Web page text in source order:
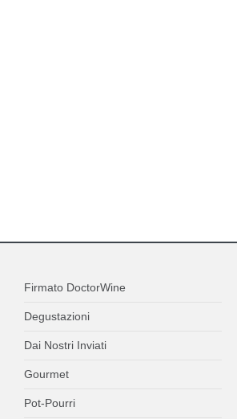
Firmato DoctorWine
Degustazioni
Dai Nostri Inviati
Gourmet
Pot-Pourri